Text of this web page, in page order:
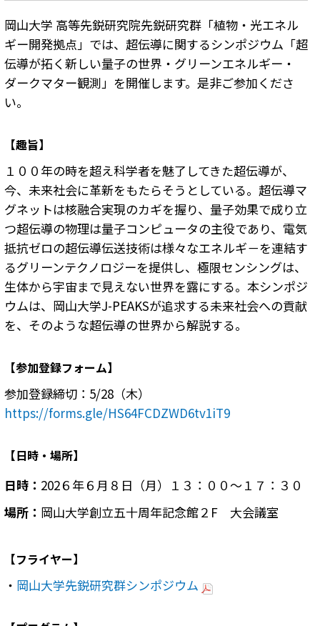
岡山大学 高等先鋭研究院先鋭研究群「植物・光エネル
ギー開発拠点」では、超伝導に関するシンポジウム「超
伝導が拓く新しい量子の世界・グリーンエネルギー・
ダークマター観測」を開催します。是非ご参加くださ
い。
【趣旨】
１００年の時を超え科学者を魅了してきた超伝導が、
今、未来社会に革新をもたらそうとしている。超伝導マ
グネットは核融合実現のカギを握り、量子効果で成り立
つ超伝導の物理は量子コンピュータの主役であり、電気
抵抗ゼロの超伝導伝送技術は様々なエネルギ－を連結す
るグリーンテクノロジーを提供し、極限センシングは、
生体から宇宙まで見えない世界を露にする。本シンポジ
ウムは、岡山大学J-PEAKSが追求する未来社会への貢献
を、そのような超伝導の世界から解説する。
【参加登録フォーム】
参加登録締切：5/28（木）
https://forms.gle/HS64FCDZWD6tv1iT9
【日時・場所】
日時： 202６年６月８日（月）１３：００～１７：３０
場所： 岡山大学創立五十周年記念館２F 大会議室
【フライヤー】
・ 岡山大学先鋭研究群シンポジウム